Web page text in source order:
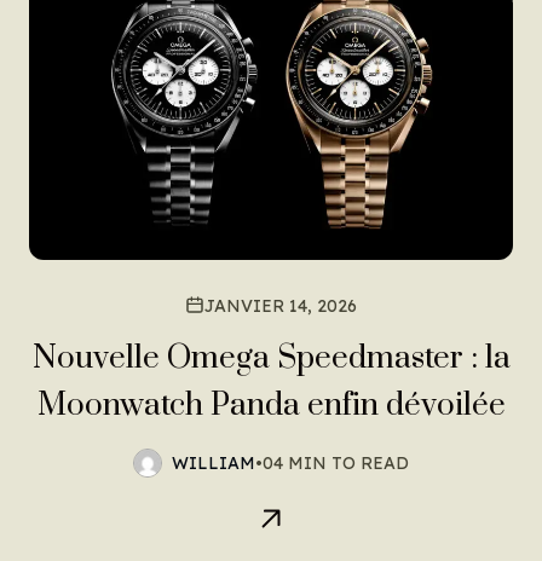
JANVIER 14, 2026
Nouvelle Omega Speedmaster : la
Moonwatch Panda enfin dévoilée
WILLIAM•04 MIN TO READ